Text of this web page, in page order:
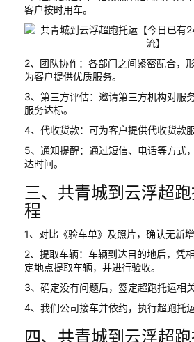
客户按时用车。
2、团队协作：各部门之间紧密配合，
为客户提供优质服务。
3、第三方评估：邀请第三方机构对服
服务达标。
4、代收货款：可为客户提供代收货款
5、通知提醒：通过短信、电话等方式
达时间。
三、共青城到云浮超
程
1、对比《验车单》及照片，确认无新
2、提取车辆：车辆到达目的地后，凭
定地点提取车辆，并进行验收。
3、确定没有问题后，签定超跑托运相
4、我们公司接车并依约，执行超跑托运
四、共青城到云浮超